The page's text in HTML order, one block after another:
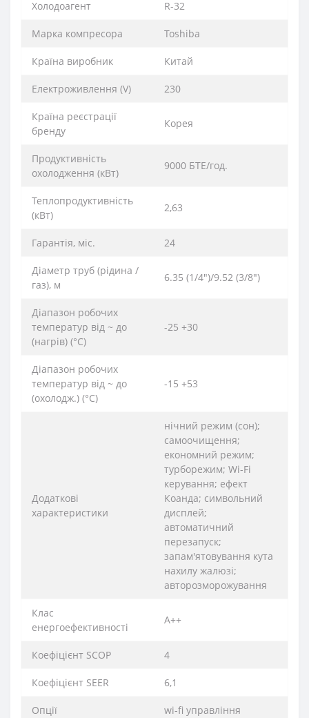
Xолодоагент R-32
Марка компресора Toshiba
Країна виробник Китай
Електроживлення (V) 230
Країна реєстрації
бренду
Корея
Продуктивність
охолодження (кВт)
9000 БТЕ/год.
Теплопродуктивність
(кВт)
2,63
Гарантія, міс. 24
Діаметр труб (рідина /
газ), м
6.35 (1/4")/9.52 (3/8")
Діапазон робочих
температур від ~ до
(нагрів) (°C)
-25 +30
Діапазон робочих
температур від ~ до
(охолодж.) (°C)
-15 +53
Додаткові
характеристики
нічний режим (сон);
самоочищення;
економний режим;
турборежим; Wi-Fi
керування; ефект
Коанда; символьний
дисплей;
автоматичний
перезапуск;
запам'ятовування кута
нахилу жалюзі;
авторозморожування
Клас
енергоефективності
A++
Коефіцієнт SCOP 4
Коефіцієнт SEER 6,1
Опції wi-fi управління